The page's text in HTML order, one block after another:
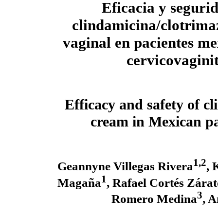
Eficacia y
clindamicina/
vaginal en pacientes
Efficacy and safety of
cream in Mexican
Geannyne Villegas Rivera1,2,
Magaña1, Rafael Cortés
Romero Medina3,